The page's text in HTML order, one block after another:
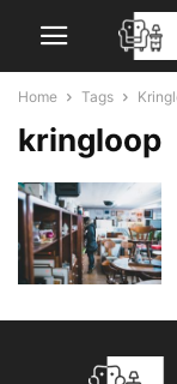
Home Tags
kringloop